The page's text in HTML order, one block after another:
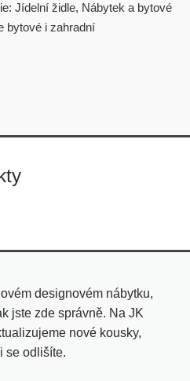
Jídelní židle, Nábytek a bytové
bytové i zahradní
designovém nábytku,
jste zde správně. Na JK
nové kousky,
se odlišíte.